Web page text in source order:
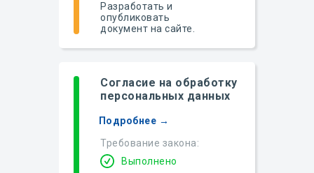
Разработать и
опубликовать
документ на сайте.
Согласие на обработку
персональных данных
Требование закона:
Выполнено
Подробнее →